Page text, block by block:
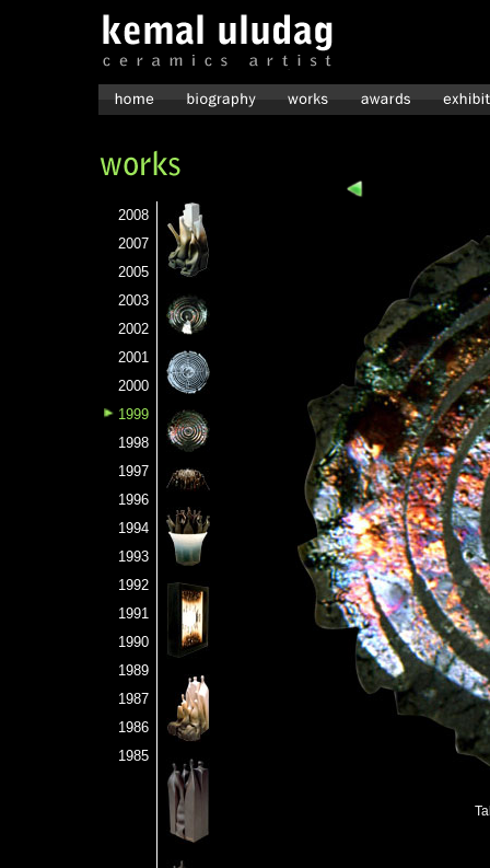
2008
2007
2005
2003
2002
2001
2000
1999
1998
1997
1996
1994
1993
1992
1991
1990
1989
1987
1986
1985